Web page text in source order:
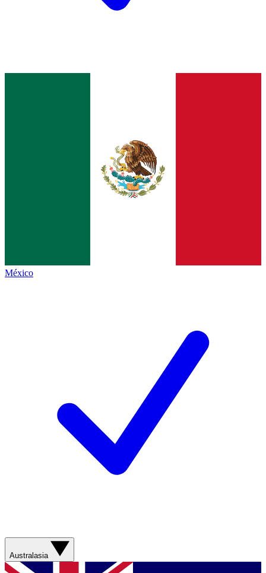
México
Australasia